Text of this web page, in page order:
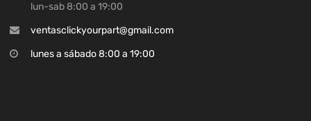
lun-sab 8:00 a 19:00
ventasclickyourpart@gmail.com
lunes a sábado 8:00 a 19:00